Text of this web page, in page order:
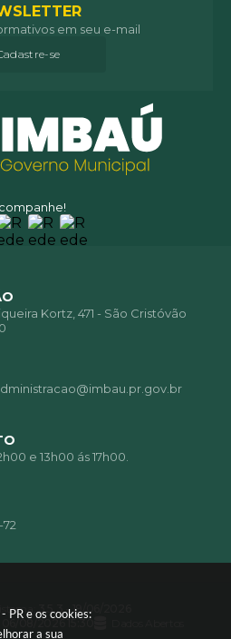
PR e os cookies:
a sua
em seu e-mail
se
Kortz, 471 - São Cristóvão
e 13h00 ás 17h00.
72
3.5.3 - 19/06/2026